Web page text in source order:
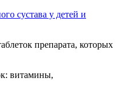
сустава у детей и
препарата, которых